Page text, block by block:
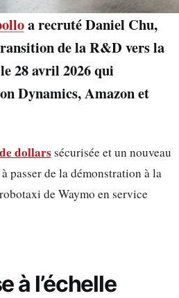
a recruté Daniel Chu,
de la R&D vers la
28 avril 2026 qui
Dynamics, Amazon et
dollarssécurisée et un nouveau
passer de la démonstration à la
de Waymo en service
à l’échelle